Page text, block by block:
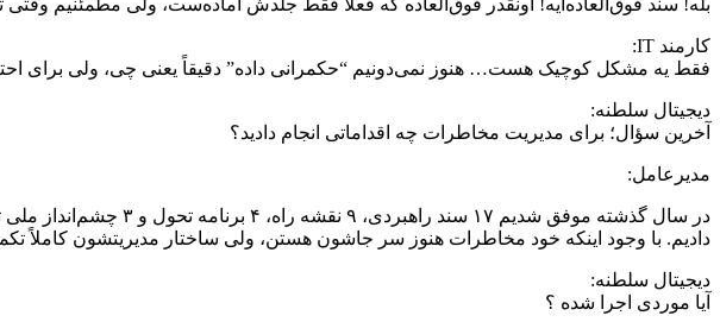
بله! سند فوق‌العاده‌ایه! اونقدر فوق‌العاده که فعلاً فقط جلدش آماده‌ست، ولی مطمئنیم وقتی
کارمند IT:
فقط یه مشکل کوچیک هست… هنوز نمی‌دونیم “حکمرانی داده” دقیقاً یعنی چی، ولی برای
دیجیتال سلطنه:
آخرین سؤال؛ برای مدیریت مخاطرات چه اقداماتی انجام دادید؟
مدیرعامل:
در سال گذشته موفق
دادیم. با وجود اینکه خود مخاطرات هنوز سر جاشون هستن، ولی ساختار مدیریتشون کاملاً
دیجیتال سلطنه:
آیا موردی اجرا شده ؟